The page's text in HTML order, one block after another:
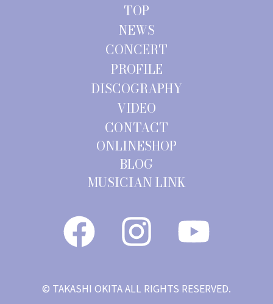
TOP
NEWS
CONCERT
PROFILE
DISCOGRAPHY
VIDEO
CONTACT
ONLINESHOP
BLOG
MUSICIAN LINK
© TAKASHI OKITA ALL RIGHTS RESERVED.